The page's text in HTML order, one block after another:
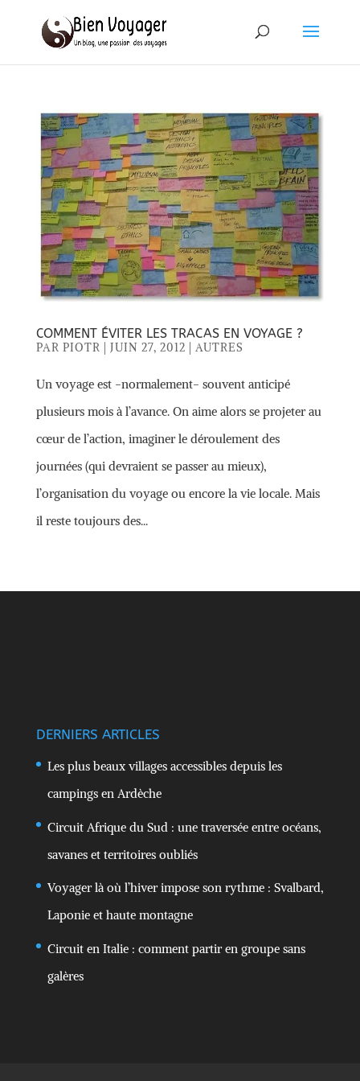
COMMENT ÉVITER LES TRACAS EN VOYAGE ?
PAR PIOTR JUIN 27, 2012 AUTRES
Un voyage est -normalement- souvent anticipé
plusieurs mois à l’avance. On aime alors se projeter au
cœur de l’action, imaginer le déroulement des
journées (qui devraient se passer au mieux),
l’organisation du voyage ou encore la vie locale. Mais
il reste toujours des...
DERNIERS ARTICLES
Les plus beaux villages accessibles depuis les
campings en Ardèche
Circuit Afrique du Sud : une traversée entre océans,
savanes et territoires oubliés
Voyager là où l’hiver impose son rythme : Svalbard,
Laponie et haute montagne
Circuit en Italie : comment partir en groupe sans
galères